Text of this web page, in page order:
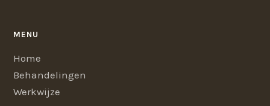
MENU
Home
Behandelingen
Werkwijze